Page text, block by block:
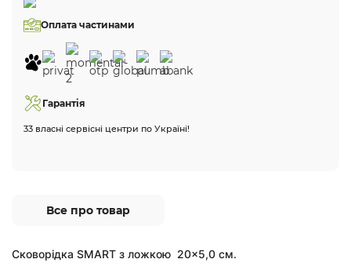
Оплата частинами
Гарантія
33 власні сервісні центри по Україні!
Все про товар
Сковорідка SMART з ложкою 20×5,0 см.